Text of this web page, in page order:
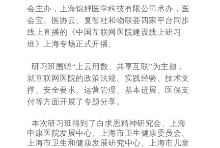
会主办，上海锦鲤医学科技有限公司承办，医
会宝、医协云、复智社和物联荟四家平台同步
线上直播的《中国互联网医院建设线上研习
班》上海专场正式开播。
研习班围绕“上云用数、共享互联”为主题，
就互联网医院的政策法规、实践经验、技术支
撑、安全要求、运营管理、基本进展、医保支
付等方面开展了专题分享。
本次研习班得到了白求恩精神研究会、上海
申康医院发展中心、上海市卫生健康委员会、
上海市卫生和健康发展研究中心、上海市儿童